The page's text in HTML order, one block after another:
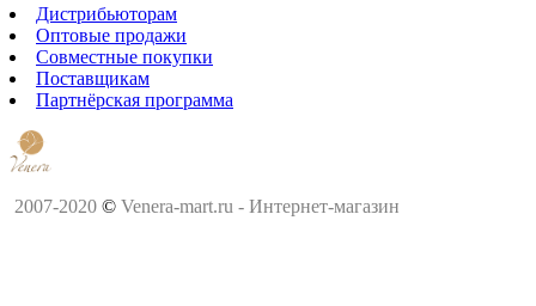
Дистрибьюторам
Оптовые продажи
Совместные покупки
Поставщикам
Партнёрская программа
2007-2020 © Venera-mart.ru - Интернет-магазин